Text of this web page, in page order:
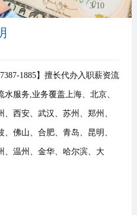
3/10
1885】擅长代办入职薪资流
服务,业务覆盖上海、北京、
西安、武汉、苏州、郑州、
佛山、合肥、青岛、昆明、
、温州、金华、哈尔滨、大